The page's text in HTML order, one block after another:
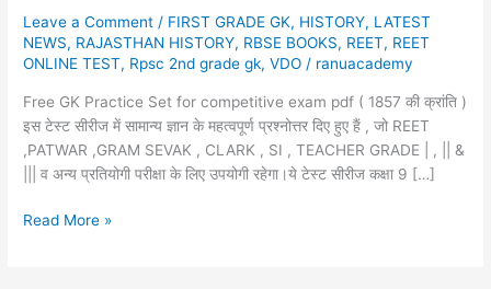
Leave a Comment / FIRST GRADE GK, HISTORY, LATEST
NEWS, RAJASTHAN HISTORY, RBSE BOOKS, REET, REET
ONLINE TEST, Rpsc 2nd grade gk,VDO / ranuacademy
Free GK Practice Set for competitive exam pdf ( 1857 की क्रांति )
इस टेस्ट सीरीज में सामान्य ज्ञान के महत्वपूर्ण प्रश्नोत्तर दिए हुए हैं , जो REET
,PATWAR ,GRAM SEVAK , CLARK , SI , TEACHER GRADE | , || &
||| व अन्य प्रतियोगी परीक्षा के लिए उपयोगी रहेगा।ये टेस्ट सीरीज कक्षा 9 […]
Free
Read More »